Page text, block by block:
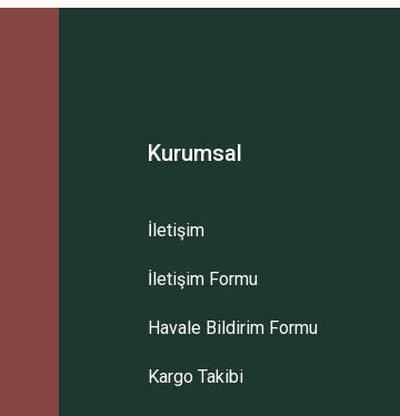
Bu ürüne ilk yorumu siz yapın!
Gönder
Kurumsal
İletişim
İletişim Formu
Havale Bildirim Formu
Kargo Takibi